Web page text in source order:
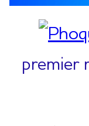
premier